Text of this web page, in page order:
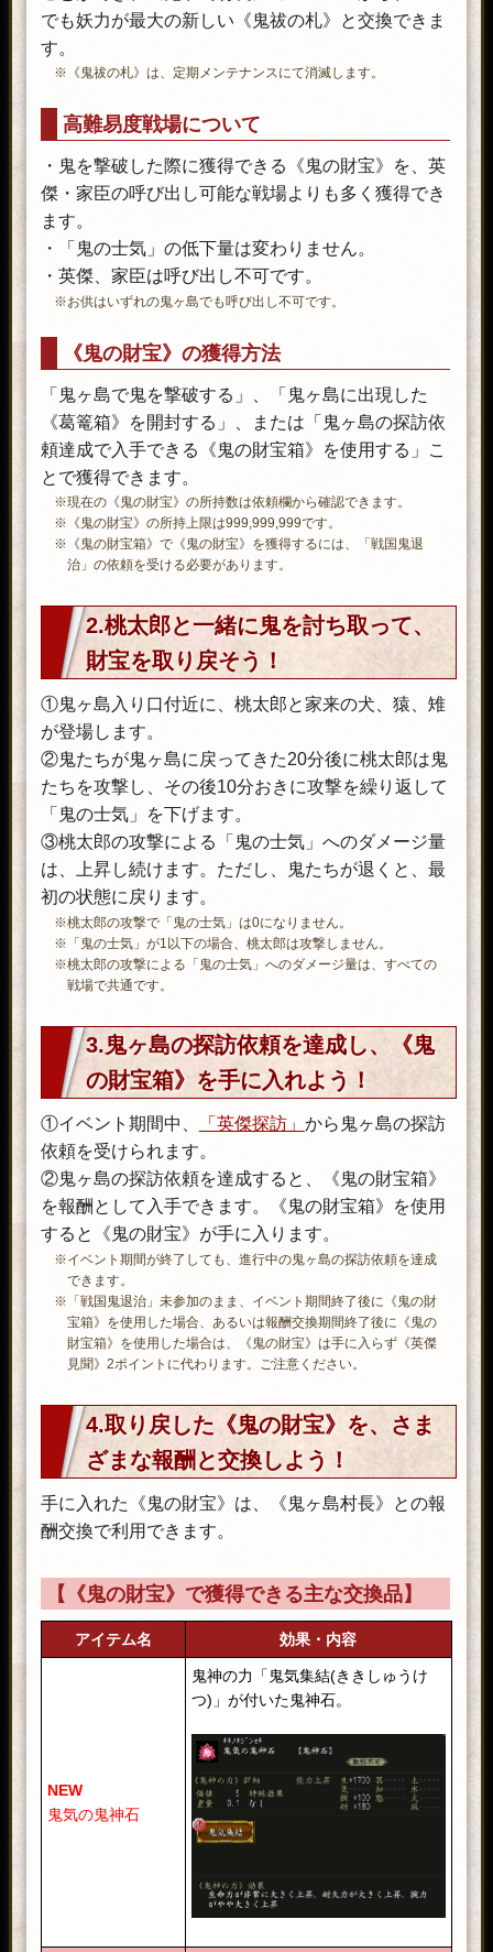
でも妖力が最大の新しい《鬼祓の札》と交換できま
す。
※《鬼祓の札》は、定期メンテナンスにて消滅します。
高難易度戦場について
・鬼を撃破した際に獲得できる《鬼の財宝》を、英
傑・家臣の呼び出し可能な戦場よりも多く獲得でき
ます。
・「鬼の士気」の低下量は変わりません。
・英傑、家臣は呼び出し不可です。
※お供はいずれの鬼ヶ島でも呼び出し不可です。
《鬼の財宝》の獲得方法
「鬼ヶ島で鬼を撃破する」、「鬼ヶ島に出現した
《葛篭箱》を開封する」、または「鬼ヶ島の探訪依
頼達成で入手できる《鬼の財宝箱》を使用する」こ
とで獲得できます。
※現在の《鬼の財宝》の所持数は依頼欄から確認できます。
※《鬼の財宝》の所持上限は999,999,999です。
※《鬼の財宝箱》で《鬼の財宝》を獲得するには、「戦国鬼退
治」の依頼を受ける必要があります。
2.桃太郎と一緒に鬼を討ち取って、
財宝を取り戻そう！
①鬼ヶ島入り口付近に、桃太郎と家来の犬、猿、雉
が登場します。
②鬼たちが鬼ヶ島に戻ってきた20分後に桃太郎は鬼
たちを攻撃し、その後10分おきに攻撃を繰り返して
「鬼の士気」を下げます。
③桃太郎の攻撃による「鬼の士気」へのダメージ量
は、上昇し続けます。ただし、鬼たちが退くと、最
初の状態に戻ります。
※桃太郎の攻撃で「鬼の士気」は0になりません。
※「鬼の士気」が1以下の場合、桃太郎は攻撃しません。
※桃太郎の攻撃による「鬼の士気」へのダメージ量は、すべての
戦場で共通です。
3.鬼ヶ島の探訪依頼を達成し、《鬼
の財宝箱》を手に入れよう！
①イベント期間中、 「英傑探訪」 から鬼ヶ島の探訪
依頼を受けられます。
②鬼ヶ島の探訪依頼を達成すると、《鬼の財宝箱》
を報酬として入手できます。《鬼の財宝箱》を使用
すると《鬼の財宝》が手に入ります。
※イベント期間が終了しても、進行中の鬼ヶ島の探訪依頼を達成
できます。
※「戦国鬼退治」未参加のまま、イベント期間終了後に《鬼の財
宝箱》を使用した場合、あるいは報酬交換期間終了後に《鬼の
財宝箱》を使用した場合は、《鬼の財宝》は手に入らず《英傑
見聞》2ポイントに代わります。ご注意ください。
4.取り戻した《鬼の財宝》を、さま
ざまな報酬と交換しよう！
手に入れた《鬼の財宝》は、《鬼ヶ島村長》との報
酬交換で利用できます。
【《鬼の財宝》で獲得できる主な交換品】
アイテム名 効果・内容
NEW
鬼気の鬼神石
鬼神の力「鬼気集結(ききしゅうけ
つ)」が付いた鬼神石。